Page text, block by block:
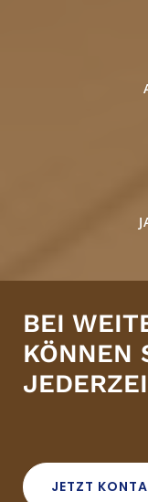
BEI
KÖNNEN
JETZT